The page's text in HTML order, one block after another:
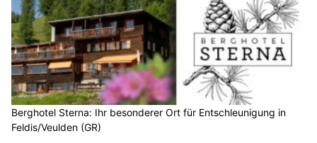
Berghotel Sterna: Ihr besonderer Ort für Entschleunigung in
Feldis/Veulden (GR)